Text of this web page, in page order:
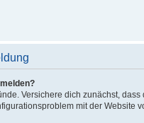
Versichere dich zunächst,
mit der Website